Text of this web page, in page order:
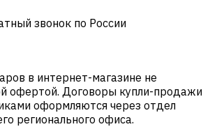
звонок по России
в интернет-магазине не
офертой. Договоры купли-продажи
оформляются через отдел
регионального офиса.